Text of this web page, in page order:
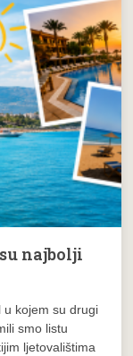
najbolji
u kojem su drugi
smo listu
ljetovalištima